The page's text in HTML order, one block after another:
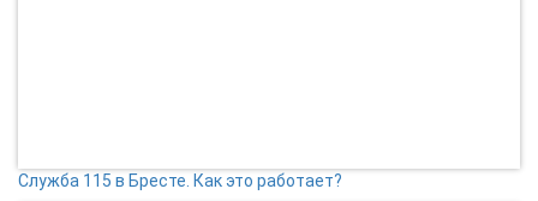
Служба 115 в Бресте. Как это работает?